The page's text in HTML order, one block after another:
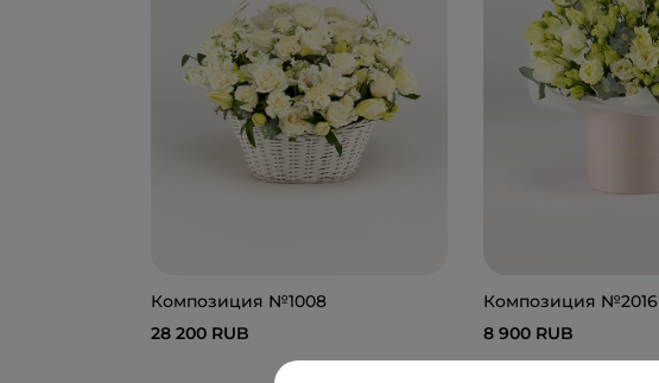
Композиция №1008
28 200 RUB
Композиция №2016
8 900 RUB